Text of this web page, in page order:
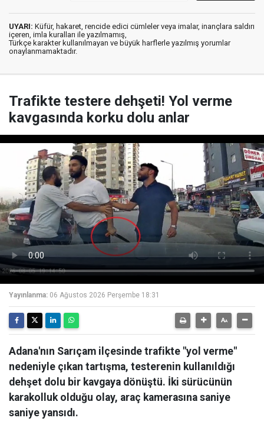
UYARI: Küfür, hakaret, rencide edici cümleler veya imalar, inançlara saldırı
içeren, imla kuralları ile yazılmamış,
Türkçe karakter kullanılmayan ve büyük harflerle yazılmış yorumlar
onaylanmamaktadır.
Trafikte testere dehşeti! Yol verme
kavgasında korku dolu anlar
Yayınlanma: 06 Ağustos 2026 Perşembe 18:31
Adana'nın Sarıçam ilçesinde trafikte "yol verme"
nedeniyle çıkan tartışma, testerenin kullanıldığı
dehşet dolu bir kavgaya dönüştü. İki sürücünün
karakolluk olduğu olay, araç kamerasına saniye
saniye yansıdı.